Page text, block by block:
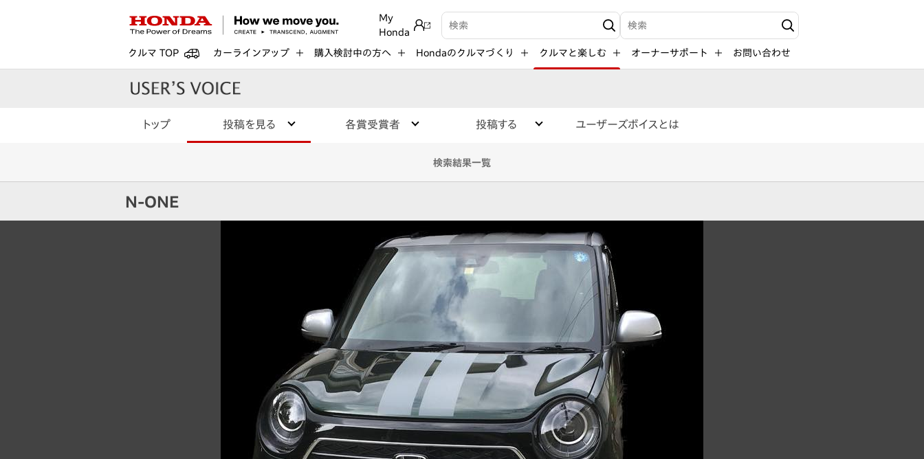
My
Honda
検索キーワード入力 検索キーワード入力
クルマ TOP カーラインアップ 購入検討中の方へ Hondaのクルマづくり クルマと楽しむ オーナーサポート お問い合わせ
トップ 投稿を見る 各賞受賞者 投稿する ユーザーズボイスとは
検索結果一覧
N-ONE